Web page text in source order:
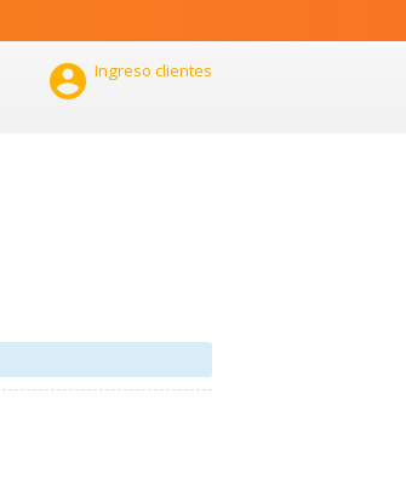
 Ingreso clientes